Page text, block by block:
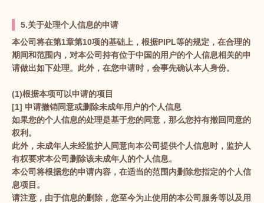
5.关于处理个人信息的申请
本公司将在第1章第10项的基础上，根据PIPL等的规定，在合理的
期间和范围内，对本公司持有位于中国的用户的个人信息相关的申
请做出如下处理。此外，在您申请时，会事先确认本人身份。
(1)根据本项可以申请的项目
[1] 申请撤销同意或删除未成年用户的个人信息
如果您的个人信息的处理是基于您的同意，那么您持有撤回同意的
权利。
此外，未成年人未经监护人同意向本公司提供个人信息时，监护人
有权要求本公司删除该未成年人的个人信息。
本公司将根据您的申请内容，在适当的范围内删除您指定的个人信
息项目。
请注意，由于信息的删除，您至今为止使用的本公司服务等以及用